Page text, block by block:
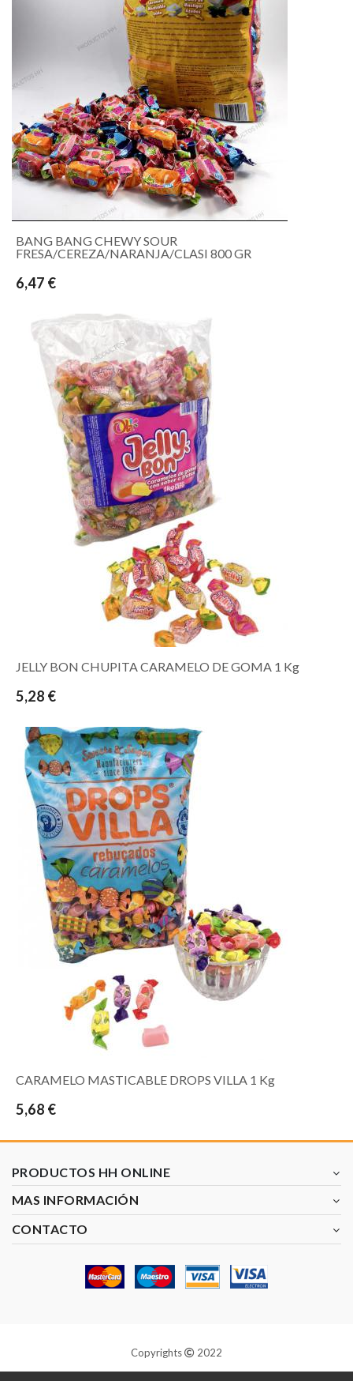
BANG BANG CHEWY SOUR
FRESA/CEREZA/NARANJA/CLASI 800 GR
6,47 €
JELLY BON CHUPITA CARAMELO DE GOMA 1 Kg
5,28 €
CARAMELO MASTICABLE DROPS VILLA 1 Kg
5,68 €
PRODUCTOS HH ONLINE
MAS INFORMACIÓN
CONTACTO
Copyrights 2022